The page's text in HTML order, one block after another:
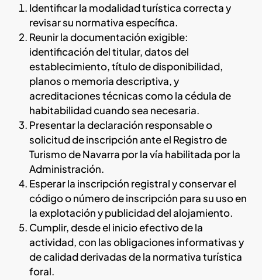
Identificar la modalidad turística correcta y
revisar su normativa específica.
Reunir la documentación exigible:
identificación del titular, datos del
establecimiento, título de disponibilidad,
planos o memoria descriptiva, y
acreditaciones técnicas como la cédula de
habitabilidad cuando sea necesaria.
Presentar la declaración responsable o
solicitud de inscripción ante el Registro de
Turismo de Navarra por la vía habilitada por la
Administración.
Esperar la inscripción registral y conservar el
código o número de inscripción para su uso en
la explotación y publicidad del alojamiento.
Cumplir, desde el inicio efectivo de la
actividad, con las obligaciones informativas y
de calidad derivadas de la normativa turística
foral.